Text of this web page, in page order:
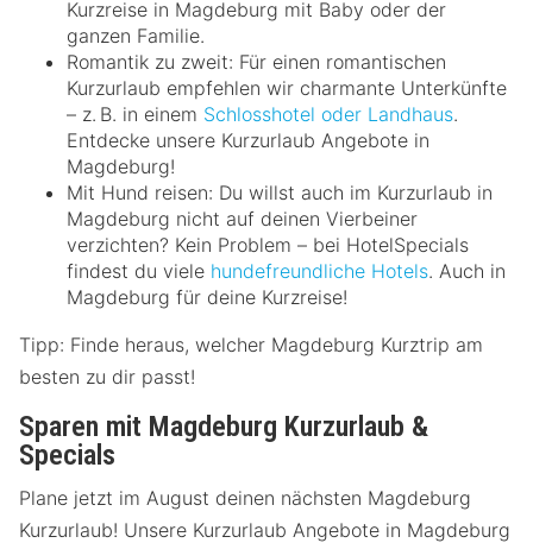
Kurzreise in Magdeburg mit Baby oder der
ganzen Familie.
Romantik zu zweit: Für einen romantischen
Kurzurlaub empfehlen wir charmante Unterkünfte
– z. B. in einem Schlosshotel oder Landhaus.
Entdecke unsere Kurzurlaub Angebote in
Magdeburg!
Mit Hund reisen: Du willst auch im Kurzurlaub in
Magdeburg nicht auf deinen Vierbeiner
verzichten? Kein Problem – bei HotelSpecials
findest du viele hundefreundliche Hotels. Auch in
Magdeburg für deine Kurzreise!
Tipp: Finde heraus, welcher Magdeburg Kurztrip am
besten zu dir passt!
Sparen mit Magdeburg Kurzurlaub &
Specials
Plane jetzt im August deinen nächsten Magdeburg
Kurzurlaub! Unsere Kurzurlaub Angebote in Magdeburg